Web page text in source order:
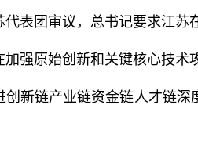
表团审议， 总书记要求江苏
加强原始创新和关键核心技术
创新链产业链资金链人才链